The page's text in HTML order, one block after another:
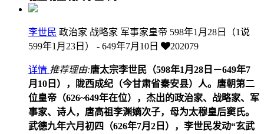
李世民 政治家 战略家 军事家皇帝 598年1月28日（1说
599年1月23日） - 649年7月10日
202079
详情 推荐理由:唐太宗李世民（598年1月28日－649年7
月10日），陇西成纪（今甘肃省秦安县）人。唐朝第二
位皇帝（626~649年在位），杰出的政治家、战略家、军
事家、诗人，唐高祖李渊嫡次子，母为太穆皇后窦氏。
武德九年六月初四（626年7月2日），李世民发动“玄武